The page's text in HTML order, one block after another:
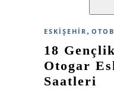
ESKIŞEHIR ,
18
Otogar
Saatleri